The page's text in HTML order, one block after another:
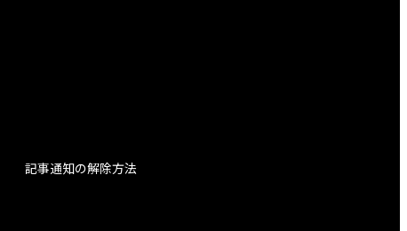
記事通知の解除方法